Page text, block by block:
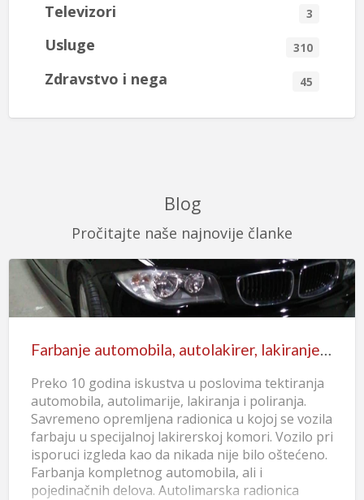
Televizori 3
Usluge 310
Zdravstvo i nega 45
Blog
Pročitajte naše najnovije članke
Farbanje automobila, autolakirer, lakiranje i poliranje
Preko 10 godina iskustva u poslovima tektiranja
automobila, autolimarije, lakiranja i poliranja.
Savremeno opremljena radionica u kojoj se vozila
farbaju u specijalnoj lakirerskoj komori. Vozilo pri
isporuci izgleda kao da nikada nije bilo oštećeno.
Farbanja kompletnog automobila, ali i
pojedinačnih delova. Autolimarska radionica